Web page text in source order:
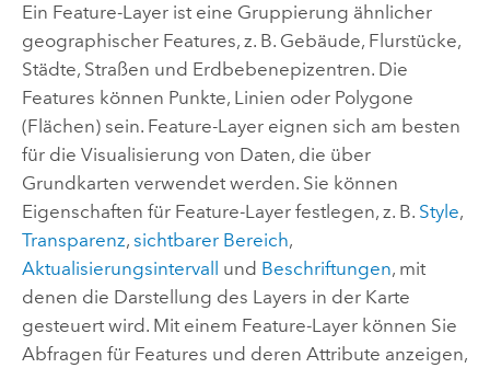
Ein Feature-Layer ist eine Gruppierung ähnlicher
geographischer Features, z. B. Gebäude, Flurstücke,
Städte, Straßen und Erdbebenepizentren. Die
Features können Punkte, Linien oder Polygone
(Flächen) sein. Feature-Layer eignen sich am besten
für die Visualisierung von Daten, die über
Grundkarten verwendet werden. Sie können
Eigenschaften für Feature-Layer festlegen, z. B. Style,
Transparenz, sichtbarer Bereich,
Aktualisierungsintervall
und Beschriftungen, mit
denen die Darstellung des Layers in der Karte
gesteuert wird. Mit einem Feature-Layer können Sie
Abfragen für Features und deren Attribute anzeigen,